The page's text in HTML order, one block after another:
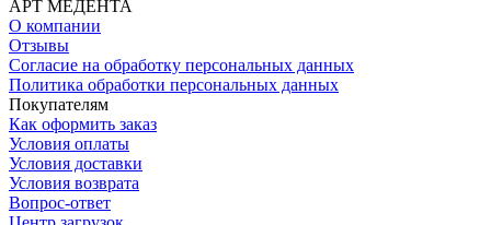
АРТ МЕДЕНТА
О компании
Отзывы
Согласие на обработку персональных данных
Политика обработки персональных данных
Покупателям
Как оформить заказ
Условия оплаты
Условия доставки
Условия возврата
Вопрос-ответ